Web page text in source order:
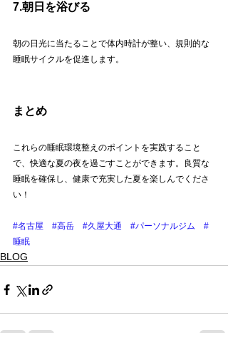
7.朝日を浴びる
朝の日光に当たることで体内時計が整い、規則的な
睡眠サイクルを促進します。
まとめ
これらの睡眠環境整えのポイントを実践すること
で、快適な夏の夜を過ごすことができます。良質な
睡眠を確保し、健康で充実した夏を楽しんでくださ
い！
#名古屋 #高岳 #久屋大通 #パーソナルジム
#
睡眠
BLOG